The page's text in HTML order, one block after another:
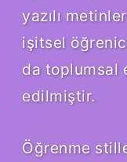
yazılı
işitsel
da toplumsal
edilmiştir.
Öğrenme